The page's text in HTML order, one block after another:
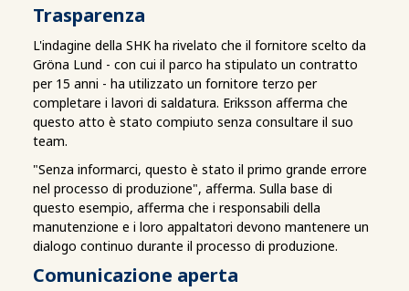
Trasparenza
L'indagine della SHK ha rivelato che il fornitore scelto da
Gröna Lund - con cui il parco ha stipulato un contratto
per 15 anni - ha utilizzato un fornitore terzo per
completare i lavori di saldatura. Eriksson afferma che
questo atto è stato compiuto senza consultare il suo
team.
"Senza informarci, questo è stato il primo grande errore
nel processo di produzione", afferma. Sulla base di
questo esempio, afferma che i responsabili della
manutenzione e i loro appaltatori devono mantenere un
dialogo continuo durante il processo di produzione.
Comunicazione aperta